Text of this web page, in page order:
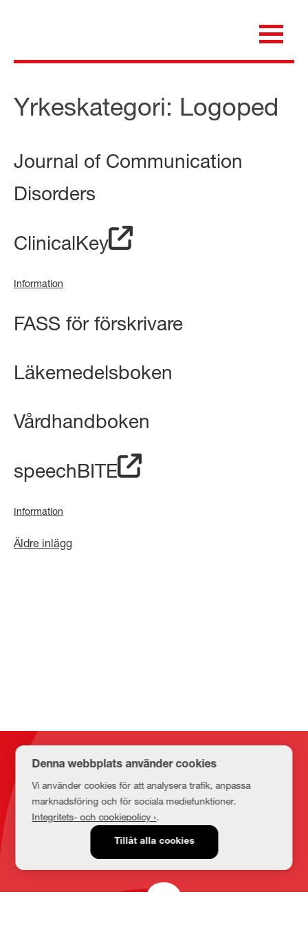
för dig som är anställd inom Region Kalmar län
Yrkeskategori: Logoped
Journal of Communication
Disorders
ClinicalKey
Information
FASS för förskrivare
Läkemedelsboken
Vårdhandboken
speechBITE
Information
Inläggsnavigering
Äldre inlägg
Kontakt
E-post
medbib@lnu.se
Denna webbplats använder cookies
Vi använder cookies för att analysera trafik, anpassa
marknadsföring och för sociala mediefunktioner.
Integritets- och cookiepolicy ›.
Tillåt alla cookies